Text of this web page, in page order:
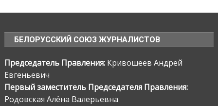
БЕЛОРУССКИЙ СОЮЗ ЖУРНАЛИСТОВ
Председатель Правления: Кривошеев Андрей
Евгеньевич
Первый заместитель Председателя Правления:
Родовская Алёна Валерьевна